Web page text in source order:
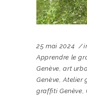
25 mai 2024
Apprendre le
Genève,art
Genève,Atelier
graffiti Genève,